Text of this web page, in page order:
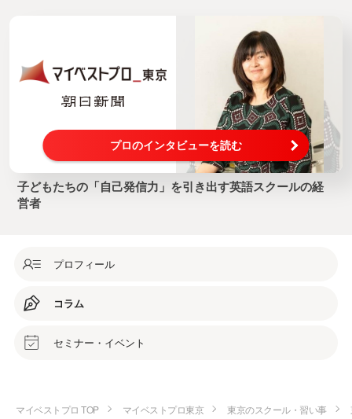
プロのインタビューを読む
子どもたちの「自己発信力」を引き出す英語スクールの経
営者
プロフィール
コラム
セミナー・イベント
マイベストプロ TOP マイベストプロ東京 東京のスクール・習い事